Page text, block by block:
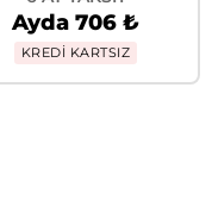
Ayda 706 ₺
KREDİ KARTSIZ